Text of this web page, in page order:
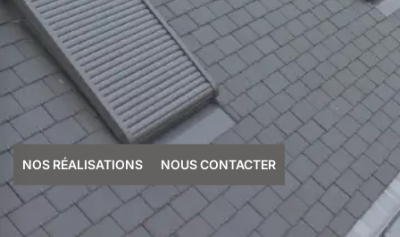
NOS RÉALISATIONS NOUS CONTACTER